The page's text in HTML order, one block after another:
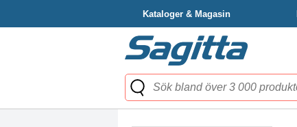
Kataloger & Magasin